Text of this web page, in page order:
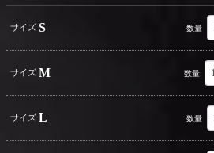
サイズ S 数量
サイズ M 数量
サイズ L 数量